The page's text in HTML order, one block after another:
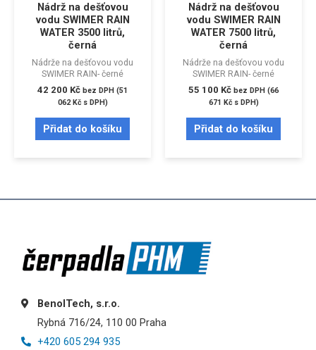
Nádrž na dešťovou
vodu SWIMER RAIN
WATER 3500 litrů,
černá
Nádrže na dešťovou vodu
SWIMER RAIN- černé
42 200 Kč bez DPH (51
062Kčs DPH)
Přidat do košíku
Nádrž na dešťovou
vodu SWIMER RAIN
WATER 7500 litrů,
černá
Nádrže na dešťovou vodu
SWIMER RAIN- černé
55 100 Kč bez DPH (66
671 Kčs DPH)
Přidat do košíku
BenolTech, s.r.o.
Rybná 716/24, 110 00 Praha
+420 605 294 935